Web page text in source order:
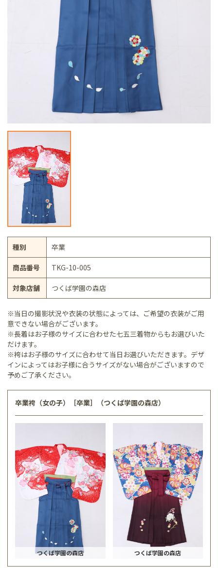
種別 卒業
商品番号 TKG-10-005
対象店舗 つくば学園の森店
※当日の撮影状況や衣装の状態によっては、ご希望の衣装がご用
意できない場合がございます。
※長着はお子様のサイズに合わせた七五三着物からもお選びいた
だけます。
※袴はお子様のサイズに合わせて当日お選びいただきます。デザ
インによってはお子様に合うサイズがない場合がございますので
予めご了承ください。
卒業袴（女の子）［卒業］（つくば学園の森店）
つくば学園の森店 つくば学園の森店